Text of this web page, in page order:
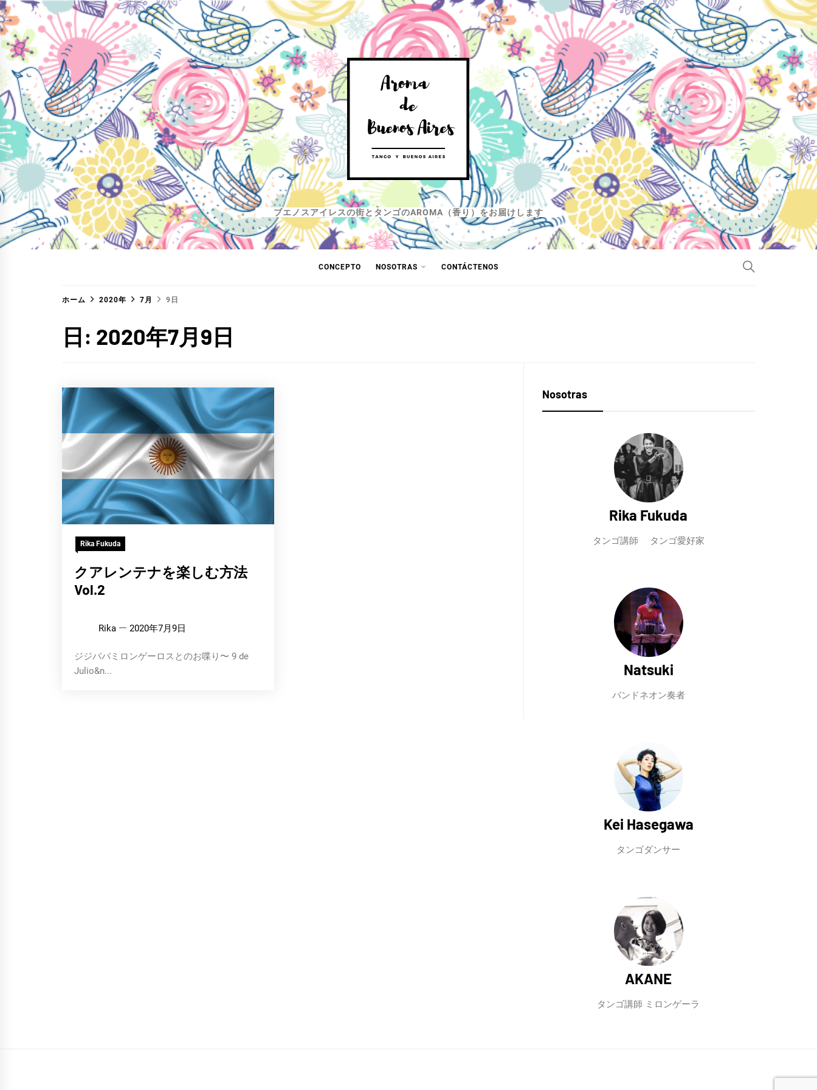
コ
ン
テ
ン
ツ
へ
ス
キ
ッ
プ
ブエノスアイレスの街とタンゴのAROMA（香り）をお届けします
CONCEPTO NOSOTRAS CONTÁCTENOS
ホーム 2020年 7月 9日
日: 2020年7月9日
Rika Fukuda
クアレンテナを楽しむ方法
Vol.2
Rika 2020年7月9日
ジジババミロンゲーロスとのお喋り〜 9 de
Julio&n...
Nosotras
Rika Fukuda
タンゴ講師 タンゴ愛好家
Natsuki
バンドネオン奏者
Kei Hasegawa
タンゴダンサー
AKANE
タンゴ講師 ミロンゲーラ